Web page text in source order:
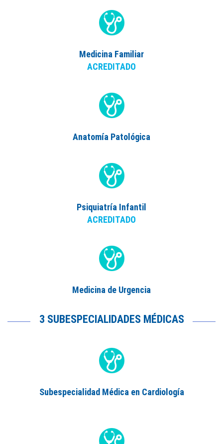
Medicina Familiar
ACREDITADO
Anatomía Patológica
Psiquiatría Infantil
ACREDITADO
Medicina de Urgencia
3 SUBESPECIALIDADES MÉDICAS
Subespecialidad Médica en Cardiología